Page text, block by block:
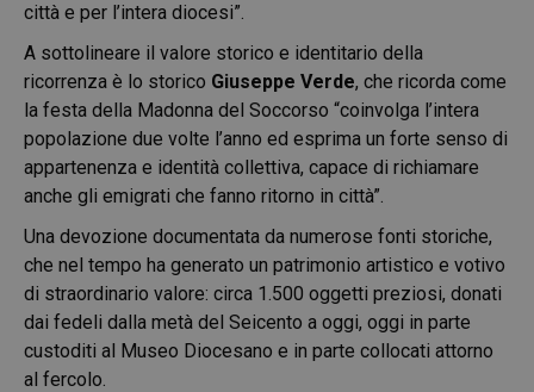
città e per l’intera diocesi”.
A sottolineare il valore storico e identitario della
ricorrenza è lo storico Giuseppe Verde, che ricorda come
la festa della Madonna del Soccorso “coinvolga l’intera
popolazione due volte l’anno ed esprima un forte senso di
appartenenza e identità collettiva, capace di richiamare
anche gli emigrati che fanno ritorno in città”.
Una devozione documentata da numerose fonti storiche,
che nel tempo ha generato un patrimonio artistico e votivo
di straordinario valore: circa 1.500 oggetti preziosi, donati
dai fedeli dalla metà del Seicento a oggi, oggi in parte
custoditi al Museo Diocesano e in parte collocati attorno
al fercolo.